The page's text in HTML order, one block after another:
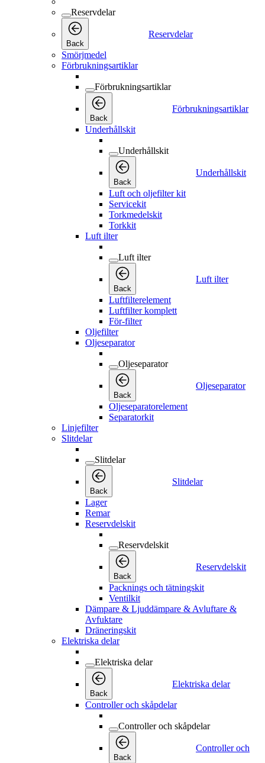
Reservdelar
Back
Reservdelar
Smörjmedel
Förbrukningsartiklar
Förbrukningsartiklar
Back
Förbrukningsartiklar
Underhållskit
Underhållskit
Back
Underhållskit
Luft och oljefilter kit
Servicekit
Torkmedelskit
Torkkit
Luft ilter
Luft ilter
Back
Luft ilter
Luftfilterelement
Luftfilter komplett
För-filter
Oljefilter
Oljeseparator
Oljeseparator
Back
Oljeseparator
Oljeseparatorelement
Separatorkit
Linjefilter
Slitdelar
Slitdelar
Back
Slitdelar
Lager
Remar
Reservdelskit
Reservdelskit
Back
Reservdelskit
Packnings och tätningskit
Ventilkit
Dämpare & Ljuddämpare & Avluftare &
Avfuktare
Dräneringskit
Elektriska delar
Elektriska delar
Back
Elektriska delar
Controller och skåpdelar
Controller och skåpdelar
Back
Controller och